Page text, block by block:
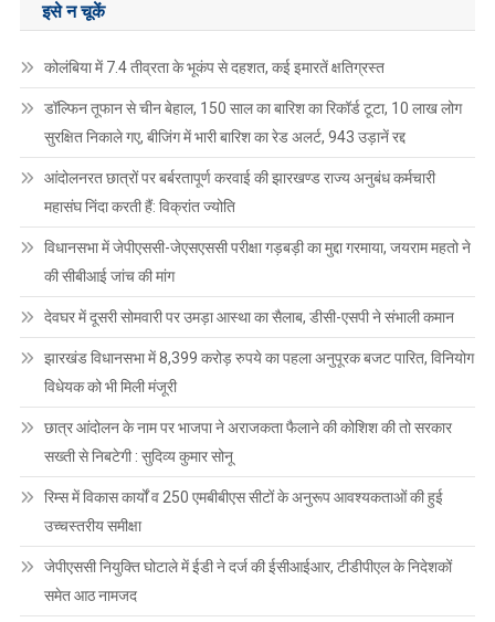
इसे न चूकें
कोलंबिया में 7.4 तीव्रता के भूकंप से दहशत, कई इमारतें क्षतिग्रस्त
डॉल्फिन तूफान से चीन बेहाल, 150 साल का बारिश का रिकॉर्ड टूटा, 10 लाख लोग
सुरक्षित निकाले गए, बीजिंग में भारी बारिश का रेड अलर्ट, 943 उड़ानें रद्द
आंदोलनरत छात्रों पर बर्बरतापूर्ण करवाई की झारखण्ड राज्य अनुबंध कर्मचारी
महासंघ निंदा करती हैं: विक्रांत ज्योति
विधानसभा में जेपीएससी-जेएसएससी परीक्षा गड़बड़ी का मुद्दा गरमाया, जयराम महतो ने
की सीबीआई जांच की मांग
देवघर में दूसरी सोमवारी पर उमड़ा आस्था का सैलाब, डीसी-एसपी ने संभाली कमान
झारखंड विधानसभा में 8,399 करोड़ रुपये का पहला अनुपूरक बजट पारित, विनियोग
विधेयक को भी मिली मंजूरी
छात्र आंदोलन के नाम पर भाजपा ने अराजकता फैलाने की कोशिश की तो सरकार
सख्ती से निबटेगी : सुदिव्य कुमार सोनू
रिम्स में विकास कार्यों व 250 एमबीबीएस सीटों के अनुरूप आवश्यकताओं की हुई
उच्चस्तरीय समीक्षा
जेपीएससी नियुक्ति घोटाले में ईडी ने दर्ज की ईसीआईआर, टीडीपीएल के निदेशकों
समेत आठ नामजद